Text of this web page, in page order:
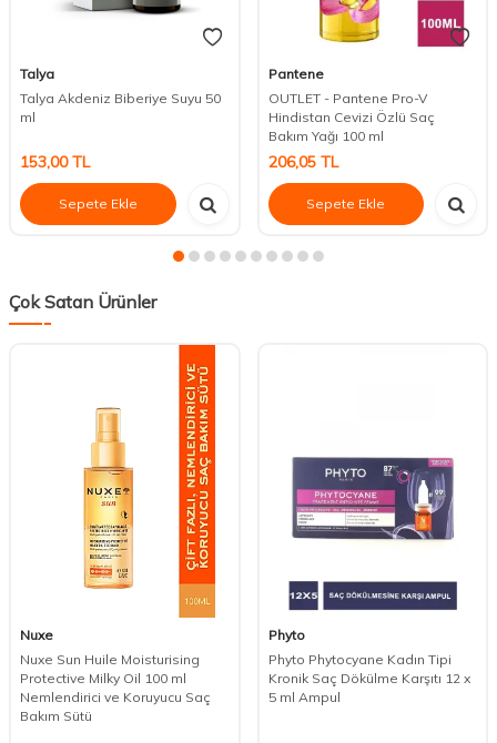
Talya
Talya Akdeniz Biberiye Suyu 50
ml
153,00TL
Sepete Ekle
Pantene
OUTLET - Pantene Pro-V
Hindistan Cevizi Özlü Saç
Bakım Yağı 100 ml
206,05TL
Sepete Ekle
Çok Satan Ürünler
Nuxe
Nuxe Sun Huile Moisturising
Protective Milky Oil 100 ml
Nemlendirici ve Koruyucu Saç
Bakım Sütü
Phyto
Phyto Phytocyane Kadın Tipi
Kronik Saç Dökülme Karşıtı 12 x
5 ml Ampul